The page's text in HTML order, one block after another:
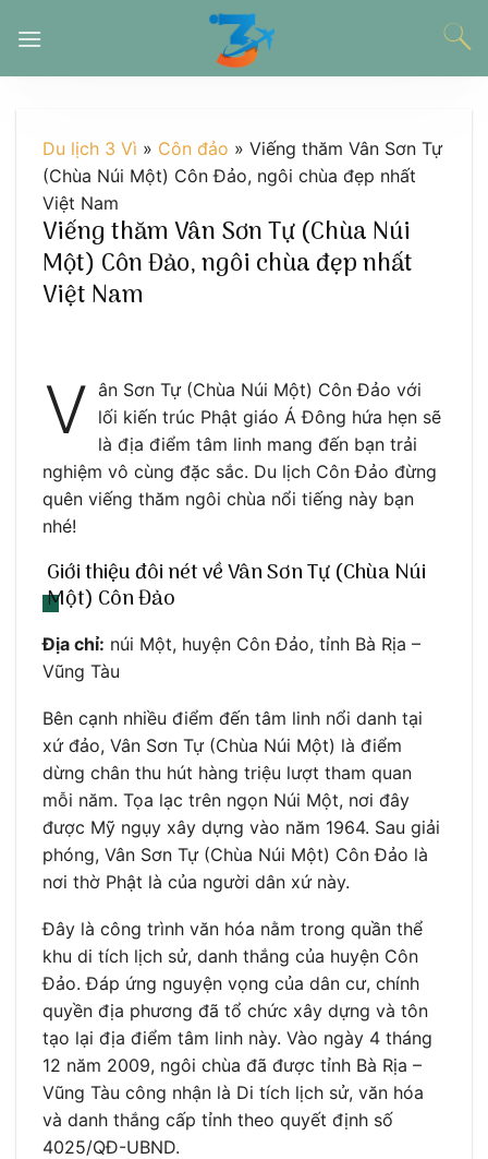
đến
Du lịch 3 Vì » Côn đảo » Viếng thăm Vân Sơn Tự
(Chùa Núi Một) Côn Đảo, ngôi chùa đẹp nhất
Việt Nam
Viếng thăm Vân Sơn Tự (Chùa Núi
Một) Côn Đảo, ngôi chùa đẹp nhất
Việt Nam
V ân Sơn Tự (Chùa Núi Một) Côn Đảo với
lối kiến trúc Phật giáo Á Đông hứa hẹn sẽ
là địa điểm tâm linh mang đến bạn trải
nghiệm vô cùng đặc sắc. Du lịch Côn Đảo đừng
quên viếng thăm ngôi chùa nổi tiếng này bạn
nhé!
Giới thiệu đôi nét về Vân Sơn Tự (Chùa Núi
Một) Côn Đảo
Địa chỉ: núi Một, huyện Côn Đảo, tỉnh Bà Rịa –
Vũng Tàu
Bên cạnh nhiều điểm đến tâm linh nổi danh tại
xứ đảo, Vân Sơn Tự (Chùa Núi Một) là điểm
dừng chân thu hút hàng triệu lượt tham quan
mỗi năm. Tọa lạc trên ngọn Núi Một, nơi đây
được Mỹ ngụy xây dựng vào năm 1964. Sau giải
phóng, Vân Sơn Tự (Chùa Núi Một) Côn Đảo là
nơi thờ Phật là của người dân xứ này.
Đây là công trình văn hóa nằm trong quần thể
khu di tích lịch sử, danh thắng của huyện Côn
Đảo. Đáp ứng nguyện vọng của dân cư, chính
quyền địa phương đã tổ chức xây dựng và tôn
tạo lại địa điểm tâm linh này. Vào ngày 4 tháng
12 năm 2009, ngôi chùa đã được tỉnh Bà Rịa –
Vũng Tàu công nhận là Di tích lịch sử, văn hóa
và danh thắng cấp tỉnh theo quyết định số
4025/QĐ-UBND.